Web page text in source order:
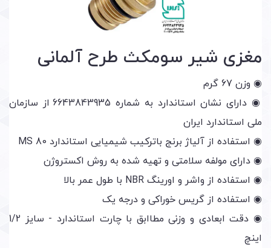
مغزی شیر سومکث طرح آلمانی
◉ وزن 67 گرم
◉ دارای نشان استاندارد به شماره 6643843935 از سازمان
ملی استاندارد ایران
◉ استفاده از آلیاژ برنج باترکیب شیمیایی استاندارد MS 80
◉ دارای مولفه سلامتی و تهیه شده به روش اکستروژن
◉ استفاده از واشر و اورینگ NBR با طول عمر بالا
◉ استفاده از گریس خوراکی و درجه یک
◉ دقت ابعادی و وزنی مطاابق با چارت استاندارد - سایز 1/2
اینچ